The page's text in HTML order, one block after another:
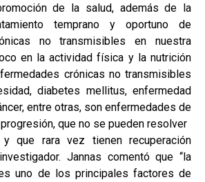
de la salud, además de la
temprano y oportuno de
no transmisibles en nuestra
en la actividad física y la nutrición
crónicas no transmisibles
diabetes mellitus, enfermedad
entre otras, son enfermedades de
progresión, que no se pueden resolver
y que rara vez tienen recuperación
Jannas comentó que “la
uno de los principales factores de